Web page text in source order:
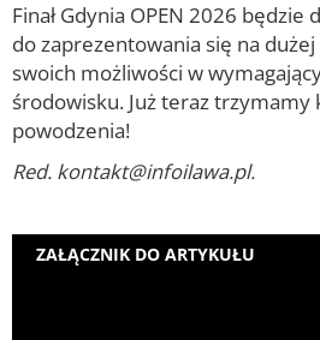
Finał Gdynia OPEN 2026 będzie
do zaprezentowania się na
swoich możliwości w
środowisku. Już teraz trzymamy
powodzenia!
Red. kontakt@infoilawa.pl.
ZAŁĄCZNIK DO ARTYKUŁU